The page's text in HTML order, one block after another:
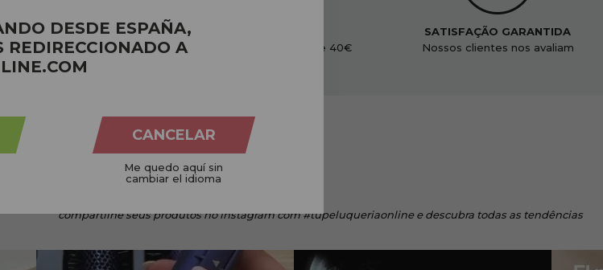
CRUELTY FREE
testado em animais
Em pedidos acima de 40€
SATISFAÇÃO GARANTIDA
Nossos clientes nos avaliam
compartilheseus produtos no instagramcom #tupeluqueriaonline e descubra todas as tendências
DESDE ESPAÑA,
REDIRECCIONADO A
CANCELAR
Me quedo aquí sin
cambiar el idioma